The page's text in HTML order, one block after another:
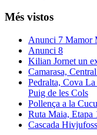
Més vistos
Anunci 7 Mamor
Anunci 8
Kilian Jornet un
Camarasa,
Pedralta, Cova
Puig de les Cols
Pollença a la
Ruta Maia, Etapa
Cascada